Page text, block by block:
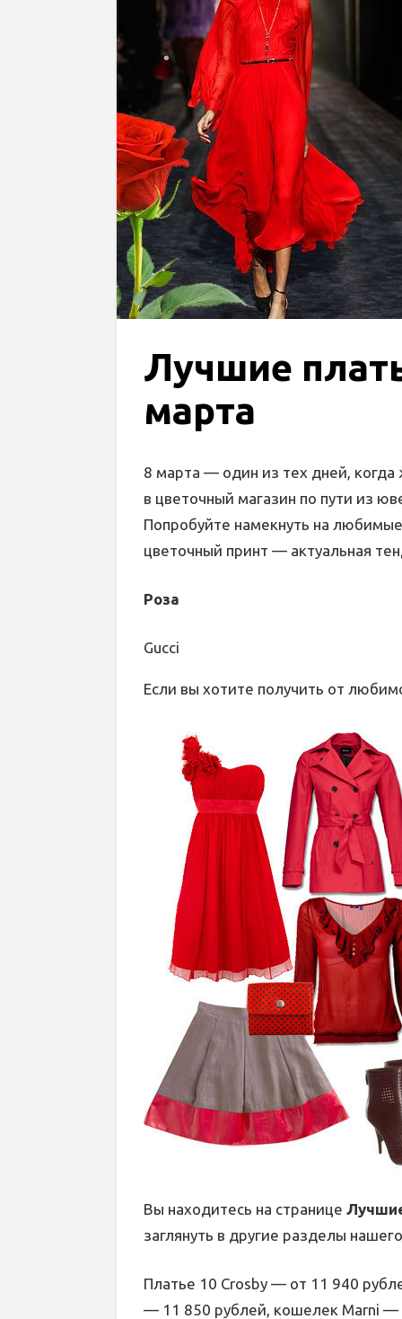
Лучшие
марта
8 марта — один из тех дней,
в цветочный магазин по пути из
Попробуйте намекнуть на
цветочный принт — актуальная
Роза
Gucci
Если вы хотите получить от
Вы находитесь на странице
заглянуть в другие разделы
Платье 10 Crosby — от 11 940
— 11 850 рублей, кошелек Marni —